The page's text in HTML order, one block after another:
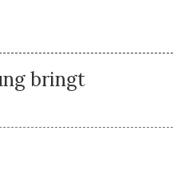
bringt